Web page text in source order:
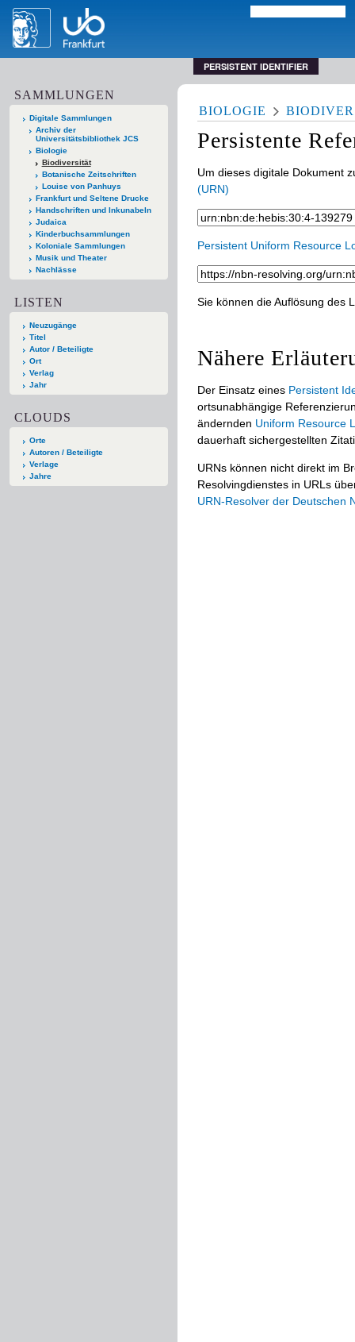
PERSISTENT IDENTIFIER
SAMMLUNGEN
Digitale Sammlungen
Archiv der
Universitätsbibliothek JCS
Biologie
Biodiversität
Botanische Zeitschriften
Louise von Panhuys
Frankfurt und Seltene Drucke
Handschriften und Inkunabeln
Judaica
Kinderbuchsammlungen
Koloniale Sammlungen
Musik und Theater
Nachlässe
LISTEN
Neuzugänge
Titel
Autor / Beteiligte
Ort
Verlag
Jahr
CLOUDS
Orte
Autoren / Beteiligte
Verlage
Jahre
BIOLOGIE
Persistente
Um dieses digitale Dokument
(URN)
Persistent Uniform Resource
Sie können die Auflösung des
Nähere
Der Einsatz eines Persistent
ortsunabhängige
ändernden Uniform Resource
dauerhaft sichergestellten
URNs können nicht direkt im
Resolvingdienstes in URLs
URN-Resolver der Deutschen